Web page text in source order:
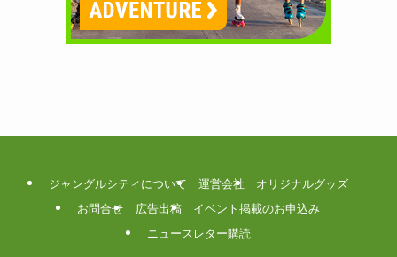
ジャングルシティについて 運営会社
オリジナルグッズ
お問合せ
広告出稿
イベント掲載のお申込み
ニュースレター購読